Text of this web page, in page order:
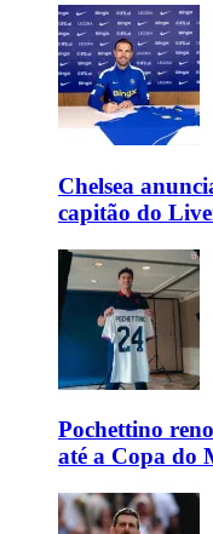
Chelsea
capitão do
Pochettino
até a Copa do